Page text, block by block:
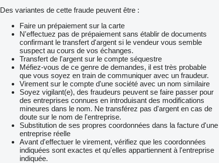
Des variantes de cette fraude peuvent être :
Faire un prépaiement sur la carte
N'effectuez pas de prépaiement sans établir de documents
confirmant le transfert d'argent si le vendeur vous semble
suspect au cours de vos échanges.
Transfert de l'argent sur le compte séquestre
Méfiez-vous de ce genre de demandes, il est très probable
que vous soyez en train de communiquer avec un fraudeur.
Virement sur le compte d'une société avec un nom similaire
Soyez vigilant(e), des fraudeurs peuvent se faire passer pour
des entreprises connues en introduisant des modifications
mineures dans le nom. Ne transférez pas d'argent en cas de
doute sur le nom de l'entreprise.
Substitution de ses propres coordonnées dans la facture d'une
entreprise réelle
Avant d'effectuer le virement, vérifiez que les coordonnées
indiquées sont exactes et qu'elles appartiennent à l'entreprise
indiquée.